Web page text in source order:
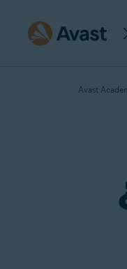
Avast